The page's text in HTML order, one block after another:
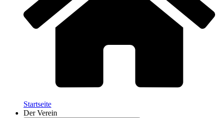
Startseite
Der Verein